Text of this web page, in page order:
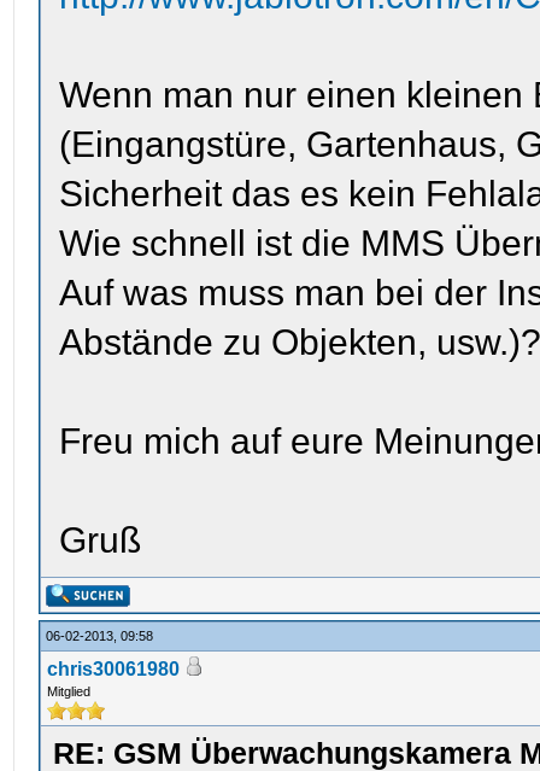
Wenn man nur einen
(Eingangstüre, Gartenhaus,
Sicherheit das es kein
Wie schnell ist die MMS
Auf was muss man bei der
Abstände zu Objekten,
Freu mich auf eure
Gruß
06-02-2013, 09:58
chris30061980
Mitglied
RE: GSM Überwachungskamera